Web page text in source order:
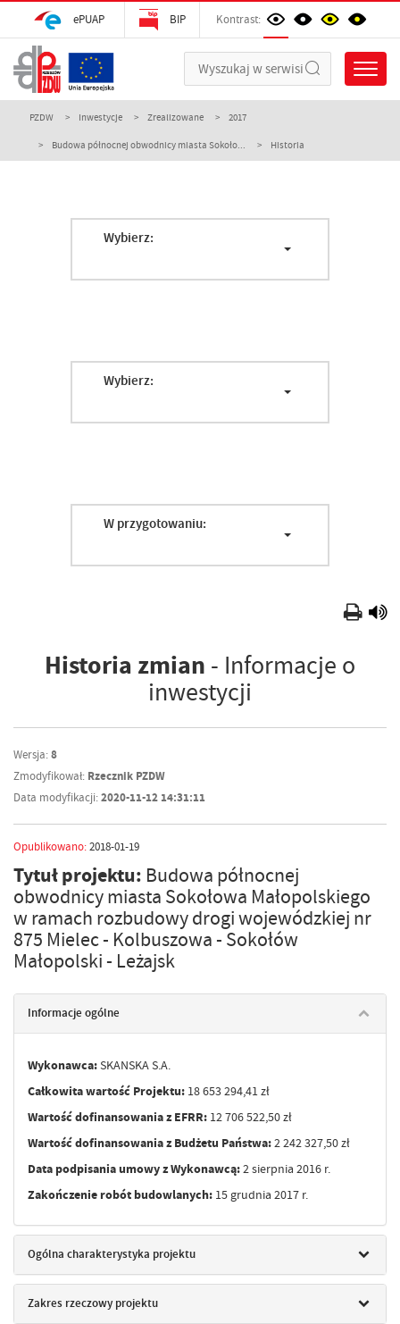
ePUAP BIP Kontrast:
PZDW Inwestycje Zrealizowane 2017
Budowa północnej obwodnicy miasta Sokoło... Historia
Wybierz:
Wybierz:
W przygotowaniu:
Historia zmian - Informacje o
inwestycji
Wersja:8
Zmodyfikował: Rzecznik PZDW
Data modyfikacji:2020-11-12 14:31:11
Opublikowano:2018-01-19
Tytuł projektu: Budowa północnej
obwodnicy miasta Sokołowa Małopolskiego
w ramach rozbudowy drogi wojewódzkiej nr
875 Mielec - Kolbuszowa - Sokołów
Małopolski - Leżajsk
Informacje ogólne
Wykonawca:SKANSKA S.A.
Całkowita wartość Projektu: 18 653 294,41 zł
Wartość dofinansowania z EFRR: 12 706 522,50 zł
Wartość dofinansowania z Budżetu Państwa:2 242 327,50zł
Data podpisania umowy z Wykonawcą:2 sierpnia 2016 r.
Zakończenie robót budowlanych: 15 grudnia 2017 r.
Ogólna charakterystyka projektu
Zakres rzeczowy projektu